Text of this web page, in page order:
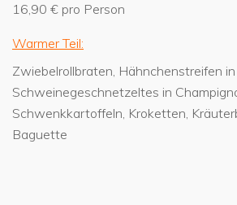
16,90 € pro Person
Warmer Teil:
Zwiebelrollbraten, Hähnchenstreifen
Schweinegeschnetzeltes in
Schwenkkartoffeln, Kroketten,
Baguette